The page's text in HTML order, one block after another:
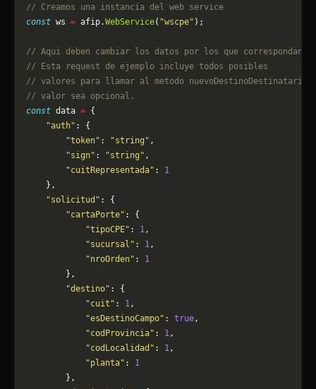
// Creamos una instancia del web service
const ws = afip.WebService( "wscpe" );
// Aqui deben cambiar los datos por los que correspondan.
// Esta request de ejemplo incluye todos posibles
// valores para llamar al metodo
// valor sea opcional.
const data = {
    "auth"
: {
        "token"
: "string" ,
        "sign"
: "string" ,
        "cuitRepresentada"
: 1
    },
    "solicitud"
: {
        "cartaPorte"
: {
            "tipoCPE"
: 1,
            "sucursal"
: 1,
            "nroOrden"
: 1
        },
        "destino"
: {
            "cuit"
: 1,
            "esDestinoCampo"
: true,
            "codProvincia"
: 1,
            "codLocalidad"
: 1,
            "planta"
: 1
        },